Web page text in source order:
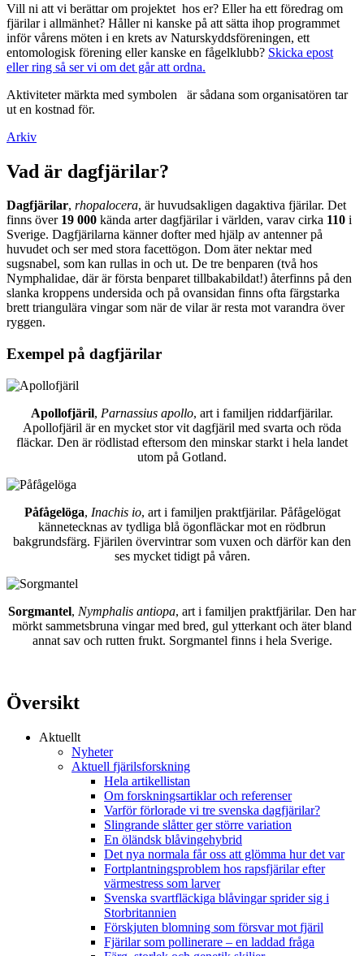
Vill ni att vi berättar om projektet hos er? Eller ha ett föredrag om
fjärilar i allmänhet? Håller ni kanske på att sätta ihop programmet
inför vårens möten i en krets av Naturskyddsföreningen, ett
entomologisk förening eller kanske en fågelklubb? Skicka epost
eller ring så ser vi om det går att ordna.
Aktiviteter märkta med symbolen
är sådana som organisatören tar
ut en kostnad för.
Arkiv
Vad är dagfjärilar?
Dagfjärilar, rhopalocera, är huvudsakligen dagaktiva fjärilar. Det
finns över 19 000 kända arter dagfjärilar i världen, varav cirka 110 i
Sverige. Dagfjärilarna känner dofter med hjälp av antenner på
huvudet och ser med stora facettögon. Dom äter nektar med
sugsnabel, som kan rullas in och ut. De tre benparen (två hos
Nymphalidae, där är första benparet tillbakabildat!) återfinns på den
slanka kroppens undersida och på ovansidan finns ofta färgstarka
brett triangulära vingar som när de vilar är resta mot varandra över
ryggen.
Exempel på dagfjärilar
Apollofjäril, Parnassius apollo, art i familjen riddarfjärilar.
Apollofjäril är en mycket stor vit dagfjäril med svarta och röda
fläckar. Den är rödlistad eftersom den minskar starkt i hela landet
utom på Gotland.
Påfågelöga, Inachis io, art i familjen praktfjärilar. Påfågelögat
kännetecknas av tydliga blå ögonfläckar mot en rödbrun
bakgrundsfärg. Fjärilen övervintrar som vuxen och därför kan den
ses mycket tidigt på våren.
Sorgmantel, Nymphalis antiopa, art i familjen praktfjärilar. Den har
mörkt sammetsbruna vingar med bred, gul ytterkant och äter bland
annat sav och rutten frukt. Sorgmantel finns i hela Sverige.
Översikt
Aktuellt
Nyheter
Aktuell fjärilsforskning
Hela artikellistan
Om forskningsartiklar och referenser
Varför förlorade vi tre svenska dagfjärilar?
Slingrande slåtter ger större variation
En öländsk blåvingehybrid
Det nya normala får oss att glömma hur det var
Fortplantningsproblem hos rapsfjärilar efter
värmestress som larver
Svenska svartfläckiga blåvingar sprider sig i
Storbritannien
Förskjuten blomning som försvar mot fjäril
Fjärilar som pollinerare – en laddad fråga